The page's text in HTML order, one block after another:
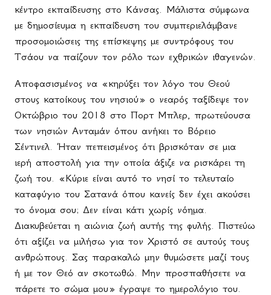
κέντρο εκπαίδευσης στο Κάνσας. Μάλιστα σύμφωνα
με δημοσίευμα η εκπαίδευση του συμπεριελάμβανε
προσομοιώσεις της επίσκεψης με συντρόφους του
Τσάου να παίζουν τον ρόλο των εχθρικών ιθαγενών.
Αποφασισμένος να «κηρύξει τον λόγο του Θεού
στους κατοίκους του νησιού» ο νεαρός ταξίδεψε τον
Οκτώβριο του 2018 στο Πορτ Μπλερ, πρωτεύουσα
των νησιών Ανταμάν όπου ανήκει το Βόρειο
Σέντινελ. Ήταν πεπεισμένος ότι βρισκόταν σε μια
ιερή αποστολή για την οποία άξιζε να ρισκάρει τη
ζωή του. «Κύριε είναι αυτό το νησί το τελευταίο
καταφύγιο του Σατανά όπου κανείς δεν έχει ακούσει
το όνομα σου; Δεν είναι κάτι χωρίς νόημα.
Διακυβεύεται η αιώνια ζωή αυτής της φυλής. Πιστεύω
ότι αξίζει να μιλήσω για τον Χριστό σε αυτούς τους
ανθρώπους. Σας παρακαλώ μην θυμώσετε μαζί τους
ή με τον Θεό αν σκοτωθώ. Μην προσπαθήσετε να
πάρετε το σώμα μου» έγραψε το ημερολόγιο του.